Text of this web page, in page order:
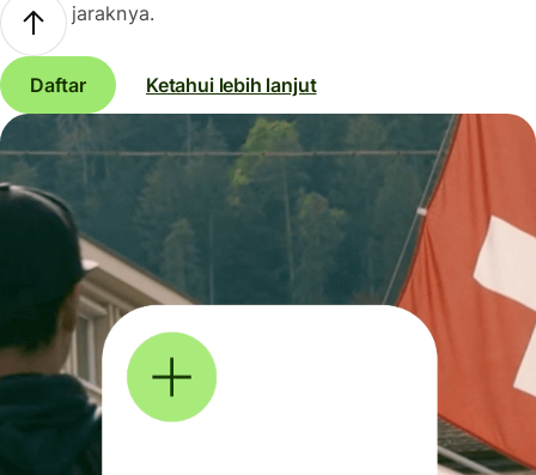
jaraknya.
Daftar Ketahui lebih lanjut